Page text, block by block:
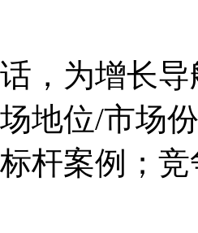
，为增长导
地位/市场
杆案例；